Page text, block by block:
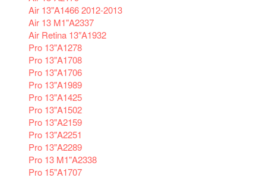
Air 13"A1466 2012-2013
Air 13 M1"A2337
Air Retina 13″A1932
Pro 13"A1278
Pro 13"A1708
Pro 13"A1706
Pro 13"A1989
Pro 13"A1425
Pro 13"A1502
Pro 13"A2159
Pro 13"A2251
Pro 13"A2289
Pro 13 M1"A2338
Pro 15"A1707